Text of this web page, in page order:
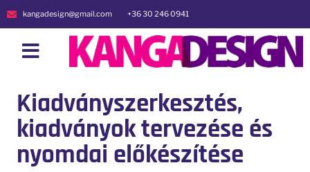
kangadesign@gmail.com +36 30 246 0941
Kiadványszerkesztés,
kiadványok tervezése és
nyomdai előkészítése